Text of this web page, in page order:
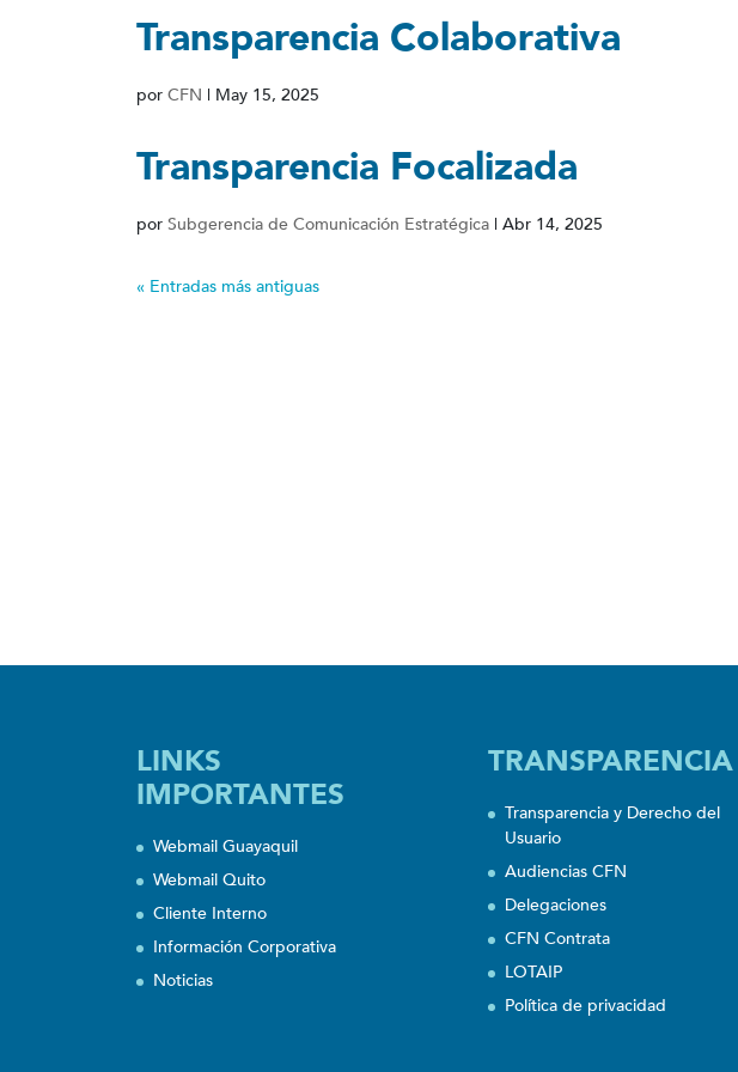
Transparencia Colaborativa
por CFN | May 15, 2025
Transparencia Focalizada
por Subgerencia de Comunicación Estratégica | Abr 14, 2025
« Entradas más antiguas
LINKS
IMPORTANTES
Webmail Guayaquil
Webmail Quito
Cliente Interno
Información Corporativa
Noticias
TRANSPARENCIA
Transparencia y Derecho del
Usuario
Audiencias CFN
Delegaciones
CFN Contrata
LOTAIP
Política de privacidad